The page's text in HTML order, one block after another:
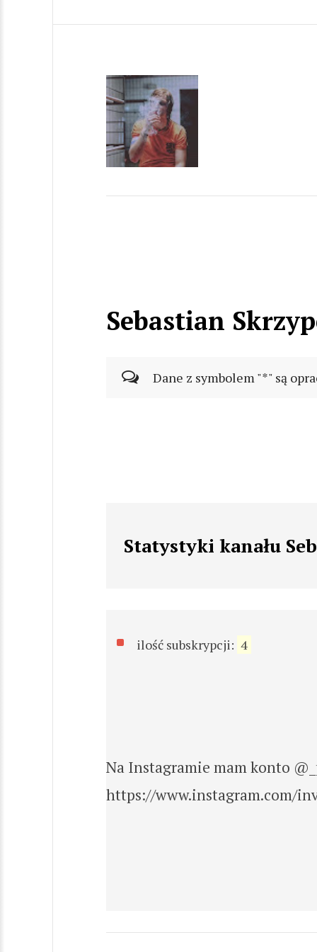
Sebastian
Dane z symbolem "*" są
Statystyki kanału
ilość subskrypcji: 4
Na Instagramie mam konto
https://www.instagram.com/